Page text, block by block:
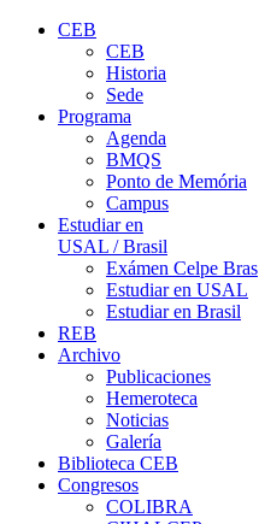
CEB
CEB
Historia
Sede
Programa
Agenda
BMQS
Ponto de Memória
Campus
Estudiar en
USAL / Brasil
Exámen Celpe Bras
Estudiar en USAL
Estudiar en Brasil
REB
Archivo
Publicaciones
Hemeroteca
Noticias
Galería
Biblioteca CEB
Congresos
COLIBRA